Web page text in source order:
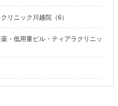
リニック川越院（6）
・低用量ピル・ティアラクリニッ